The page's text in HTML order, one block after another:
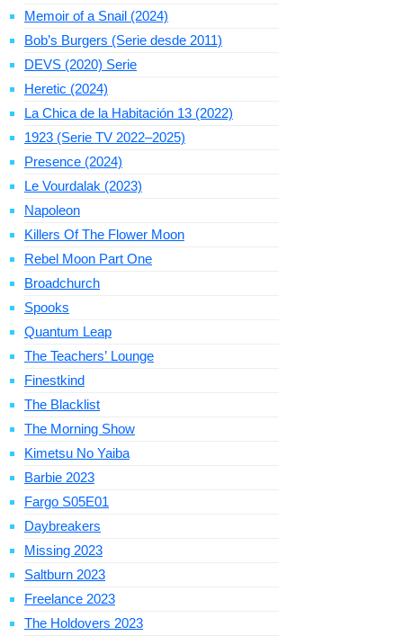
Memoir of a Snail (2024)
Bob’s Burgers (Serie desde 2011)
DEVS (2020) Serie
Heretic (2024)
La Chica de la Habitación 13 (2022)
1923 (Serie TV 2022–2025)
Presence (2024)
Le Vourdalak (2023)
Napoleon
Killers Of The Flower Moon
Rebel Moon Part One
Broadchurch
Spooks
Quantum Leap
The Teachers’ Lounge
Finestkind
The Blacklist
The Morning Show
Kimetsu No Yaiba
Barbie 2023
Fargo S05E01
Daybreakers
Missing 2023
Saltburn 2023
Freelance 2023
The Holdovers 2023